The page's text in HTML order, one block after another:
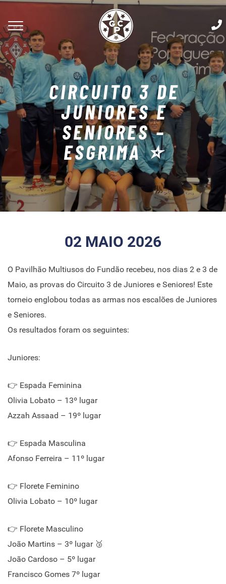
CIRCUITO 3 DE
JUNIORES E
SENIORES –
ESGRIMA ⭐
02 MAIO 2026
O Pavilhão Multiusos do Fundão recebeu, nos dias 2 e 3 de
Maio, as provas do Circuito 3 de Juniores e Seniores! Este
torneio englobou todas as armas nos escalões de Juniores
e Seniores.
Os resultados foram os seguintes:
Juniores:
👉 Espada Feminina
Olivia Lobato – 13º lugar
Azzah Assaad – 19º lugar
👉 Espada Masculina
Afonso Ferreira – 11º lugar
👉 Florete Feminino
Olivia Lobato – 10º lugar
👉 Florete Masculino
João Martins – 3º lugar 🥉
João Cardoso – 5º lugar
Francisco Gomes 7º lugar